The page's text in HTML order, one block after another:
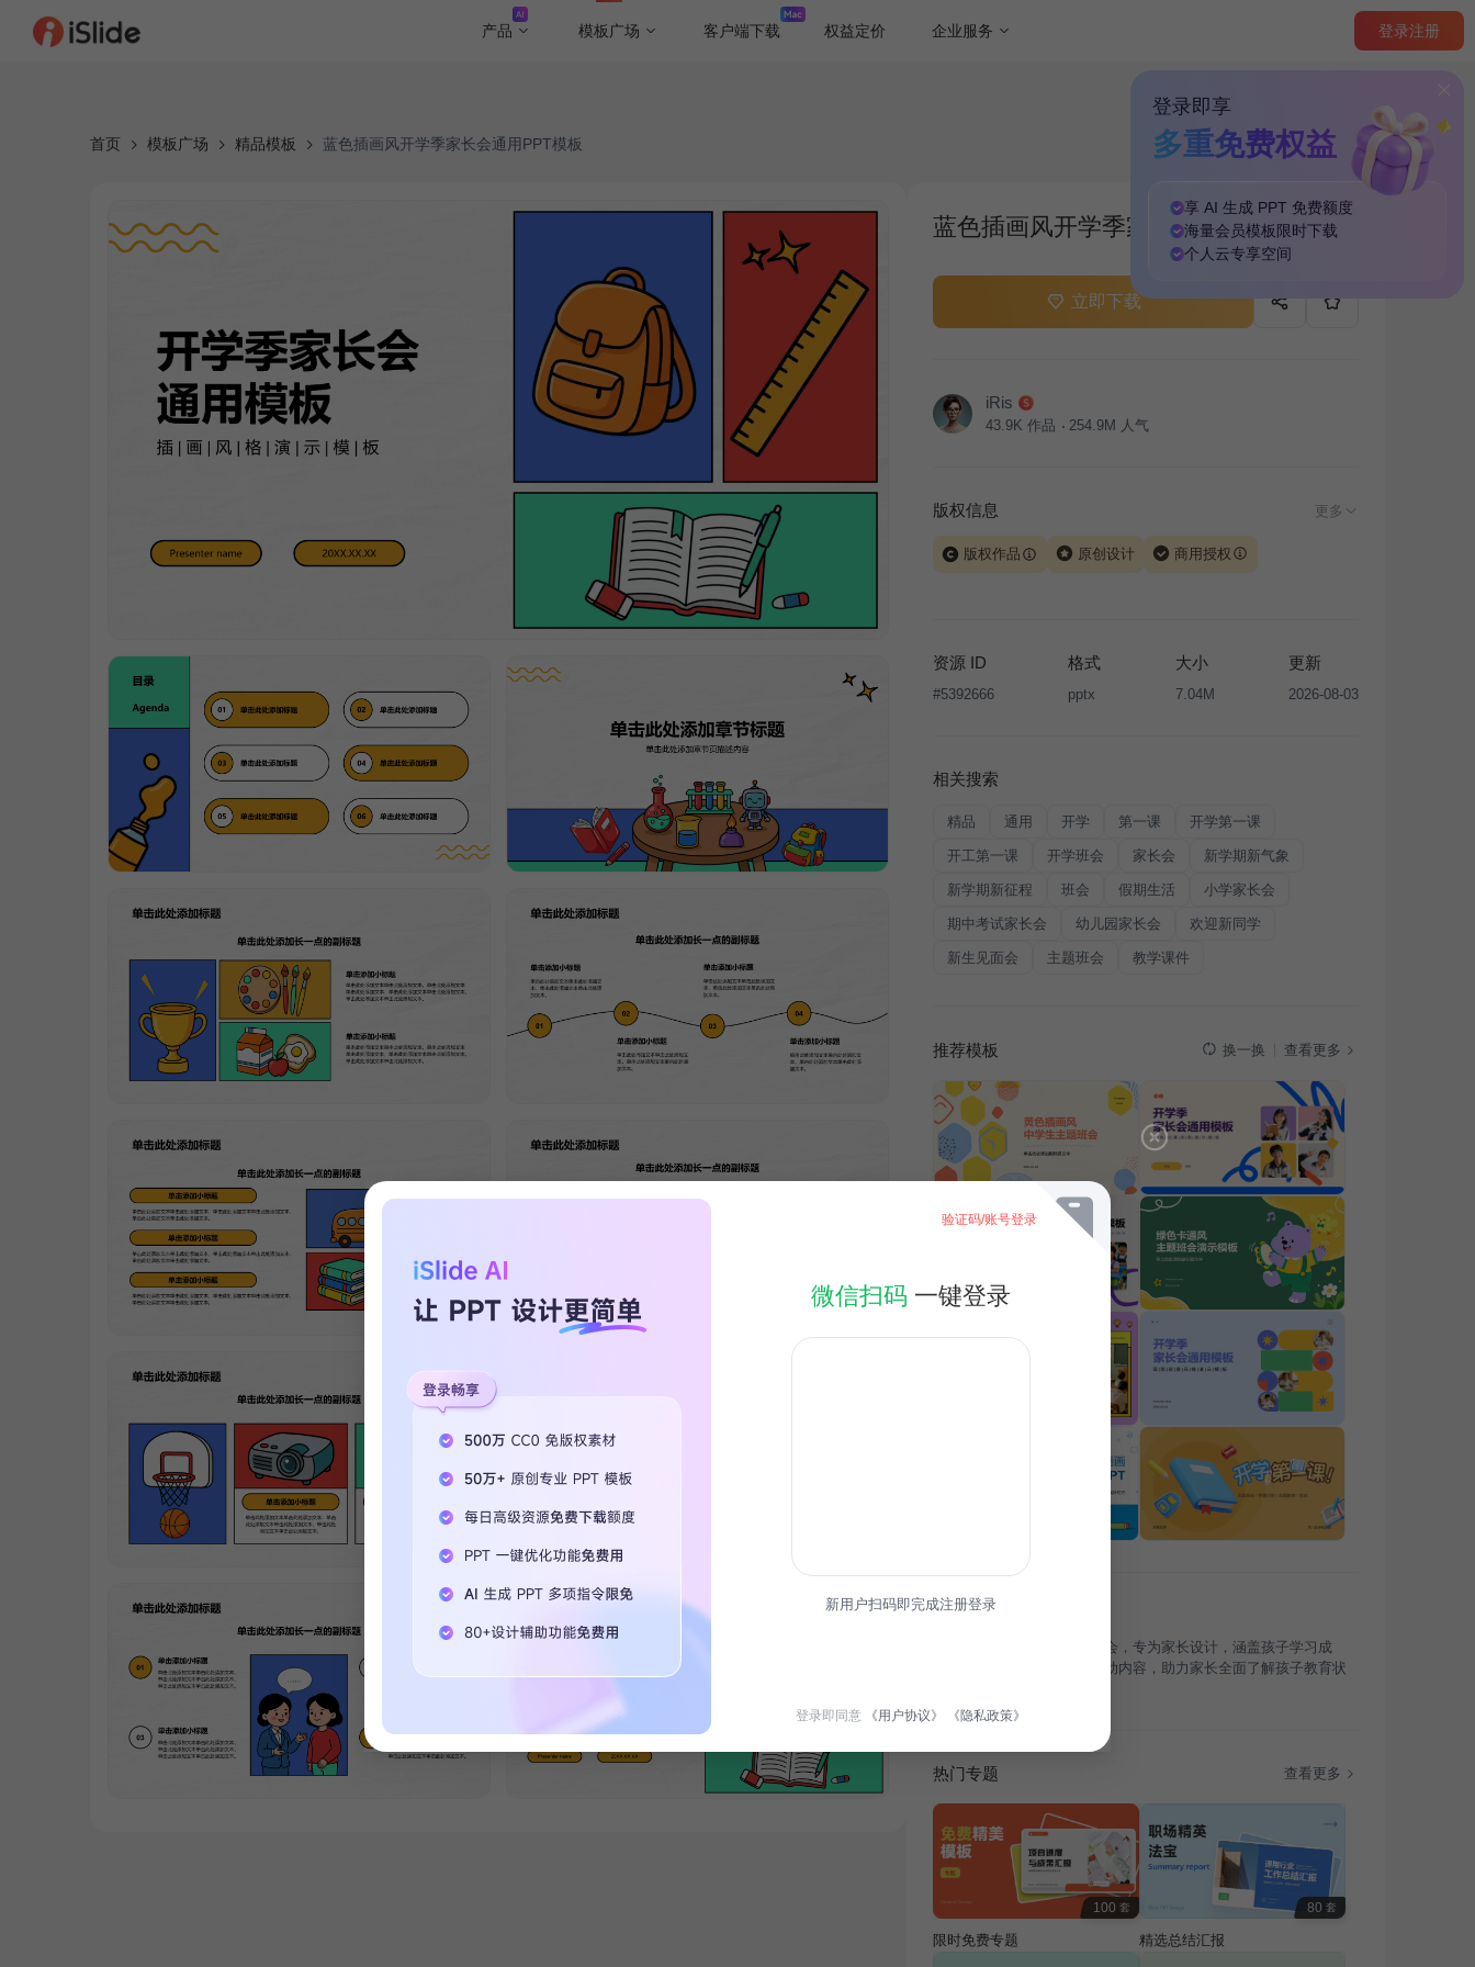
产品 模板广场 客户端下载 权益定价 企业服务 登录注册
登录即享
多重免费权益
享 AI 生成 PPT 免费额度
海量会员模板 限时下载
个人云专享空间
首页 模板广场 精品模板 蓝色插画风开学季家长会通用PPT模板
蓝色插画风开学季家长会通用PPT模板
立即下载
iRis
43.9K 作品 254.9M 人气
版权信息 更多
版权作品 原创设计 商用授权
让、出售或出租，未经投权许可任何人不得擅自转载和分发，否则
将接照我国著作权法的相关规定承担相应法律责任。
资源 ID
#5392666
格式
pptx
大小
7.04M
更新
2026-08-03
相关搜索
精品 通用 开学 第一课 开学第一课
开工第一课 开学班会 家长会 新学期新气象
新学期新征程 班会 假期生活 小学家长会
期中考试家长会 幼儿园家长会 欢迎新同学
新生见面会 主题班会 教学课件
推荐模板 换一换 查看更多
简介
本模板适用于开学季及家长会，专为家长设计，涵盖孩子学习成
长、学校教育理念及家校互动内容，助力家长全面了解孩子教育状
热门专题 查看更多
100 套
限时免费专题
80 套
精选总结汇报
验证码/账号登录
微信扫码 一键登录
新用户扫码即完成注册登录
登录即同意 《用户协议》 《隐私政策》